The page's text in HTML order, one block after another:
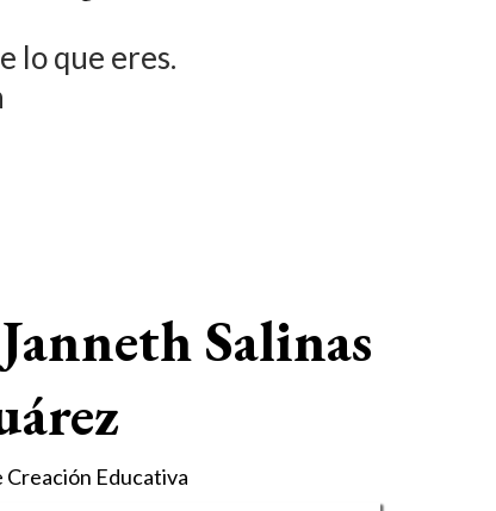
lo que eres.
Salinas
Educativa